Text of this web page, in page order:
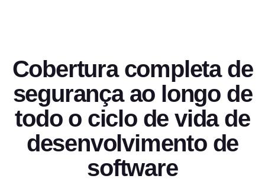
Cobertura completa de
segurança ao longo de
todo o ciclo de vida de
desenvolvimento de
software